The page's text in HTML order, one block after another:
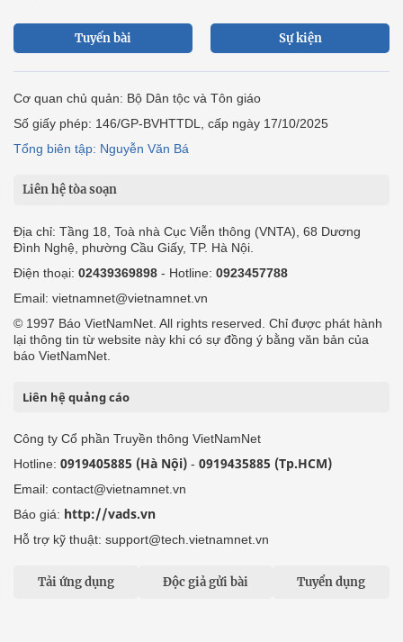
Tuyến bài Sự kiện
Cơ quan chủ quản: Bộ Dân tộc và Tôn giáo
Số giấy phép: 146/GP-BVHTTDL, cấp ngày 17/10/2025
Tổng biên tập: Nguyễn Văn Bá
Liên hệ tòa soạn
Địa chỉ: Tầng 18, Toà nhà Cục Viễn thông (VNTA), 68 Dương
Đình Nghệ, phường Cầu Giấy, TP. Hà Nội.
Điện thoại: 02439369898 - Hotline: 0923457788
Email: vietnamnet@vietnamnet.vn
© 1997 Báo VietNamNet. All rights reserved. Chỉ được phát hành
lại thông tin từ website này khi có sự đồng ý bằng văn bản của
báo VietNamNet.
Liên hệ quảng cáo
Công ty Cổ phần Truyền thông VietNamNet
Hotline: 0919405885 (Hà Nội) - 0919435885 (Tp.HCM)
Email: contact@vietnamnet.vn
Báo giá: http://vads.vn
Hỗ trợ kỹ thuật: support@tech.vietnamnet.vn
Tải ứng dụng Độc giả gửi bài Tuyển dụng